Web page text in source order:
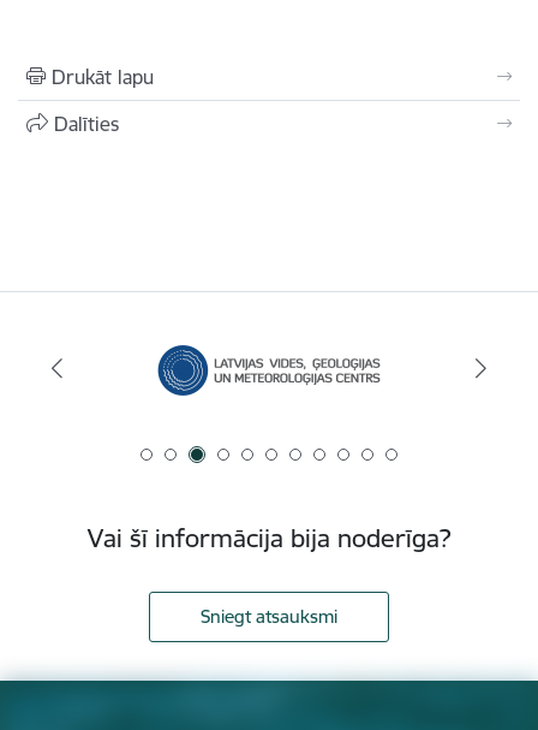
Drukāt lapu
Dalīties
Vai šī informācija bija noderīga?
Sniegt atsauksmi